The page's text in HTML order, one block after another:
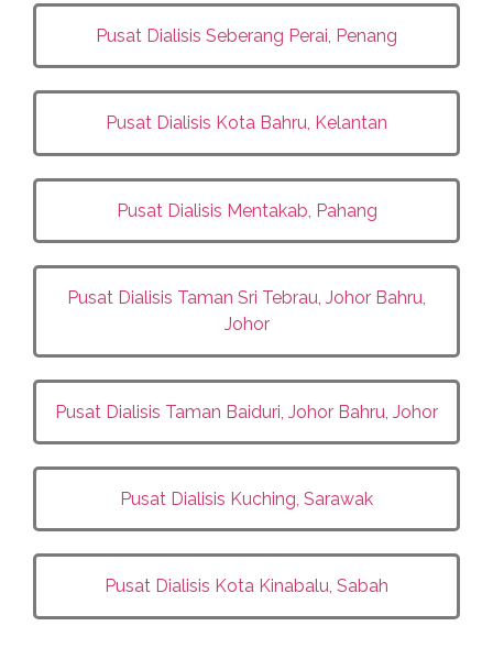
Pusat Dialisis Seberang Perai, Penang
Pusat Dialisis Kota Bahru, Kelantan
Pusat Dialisis Mentakab, Pahang
Pusat Dialisis Taman Sri Tebrau, Johor Bahru,
Johor
Pusat Dialisis Taman Baiduri, Johor Bahru, Johor
Pusat Dialisis Kuching, Sarawak
Pusat Dialisis Kota Kinabalu, Sabah